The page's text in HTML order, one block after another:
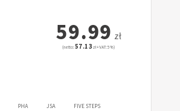
59.99 zł
(netto:57.13 zł + VAT: 5%)
PHA JSA FIVE STEPS